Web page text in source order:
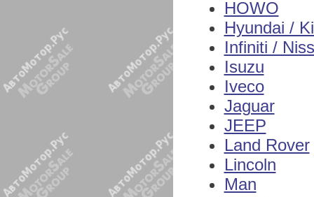
HOWO
Hyundai /
Infiniti /
Isuzu
Iveco
Jaguar
JEEP
Land Rover
Lincoln
Man